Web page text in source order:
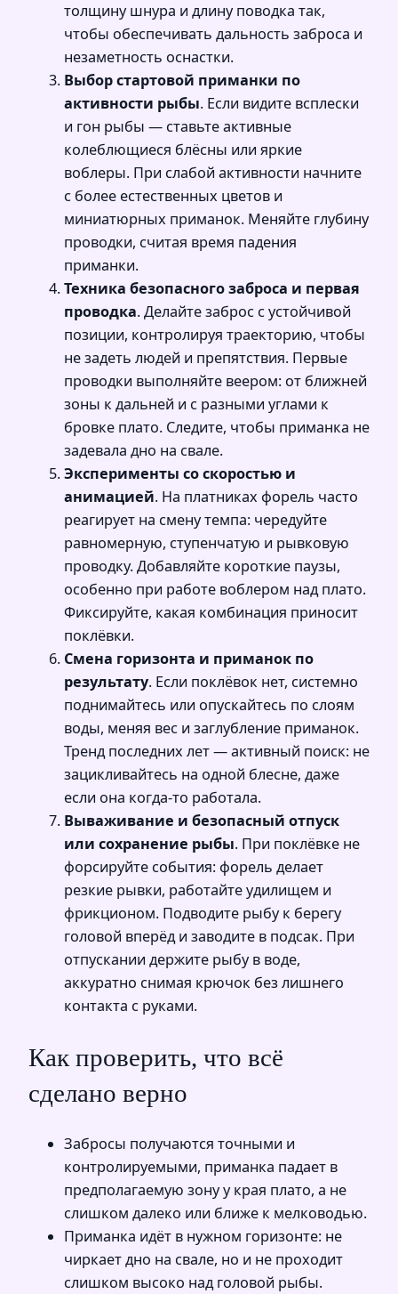
толщину шнура и длину поводка так,
чтобы обеспечивать дальность заброса и
незаметность оснастки.
Выбор стартовой приманки по
активности рыбы. Если видите всплески
и гон рыбы — ставьте активные
колеблющиеся блёсны или яркие
воблеры. При слабой активности начните
с более естественных цветов и
миниатюрных приманок. Меняйте глубину
проводки, считая время падения
приманки.
Техника безопасного заброса и первая
проводка. Делайте заброс с устойчивой
позиции, контролируя траекторию, чтобы
не задеть людей и препятствия. Первые
проводки выполняйте веером: от ближней
зоны к дальней и с разными углами к
бровке плато. Следите, чтобы приманка не
задевала дно на свале.
Эксперименты со скоростью и
анимацией. На платниках форель часто
реагирует на смену темпа: чередуйте
равномерную, ступенчатую и рывковую
проводку. Добавляйте короткие паузы,
особенно при работе воблером над плато.
Фиксируйте, какая комбинация приносит
поклёвки.
Смена горизонта и приманок по
результату. Если поклёвок нет, системно
поднимайтесь или опускайтесь по слоям
воды, меняя вес и заглубление приманок.
Тренд последних лет — активный поиск: не
зацикливайтесь на одной блесне, даже
если она когда-то работала.
Вываживание и безопасный отпуск
или сохранение рыбы. При поклёвке не
форсируйте события: форель делает
резкие рывки, работайте удилищем и
фрикционом. Подводите рыбу к берегу
головой вперёд и заводите в подсак. При
отпускании держите рыбу в воде,
аккуратно снимая крючок без лишнего
контакта с руками.
Как проверить, что всё
сделано верно
Забросы получаются точными и
контролируемыми, приманка падает в
предполагаемую зону у края плато, а не
слишком далеко или ближе к мелководью.
Приманка идёт в нужном горизонте: не
чиркает дно на свале, но и не проходит
слишком высоко над головой рыбы.